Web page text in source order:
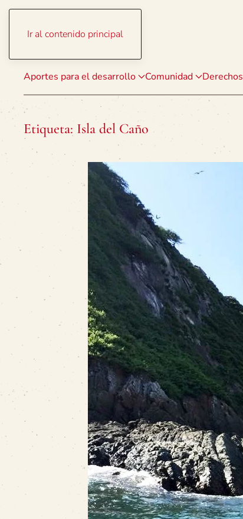
Ir al contenido principal
Aportes para el desarrollo Comunidad Derechos
Etiqueta: Isla del Caño